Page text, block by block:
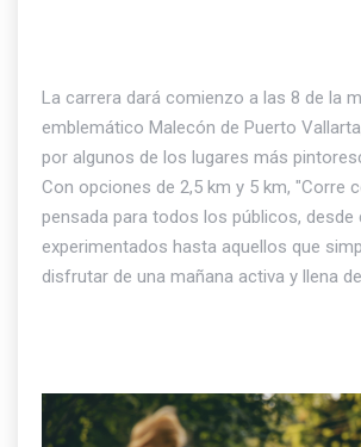
La carrera dará comienzo a las 8 de la
emblemático Malecón de Puerto
por algunos de los lugares más
Con opciones de 2,5 km y 5 km, "Corre
pensada para todos los públicos, desde
experimentados hasta aquellos que
disfrutar de una mañana activa y llena